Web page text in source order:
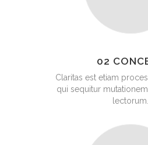
02
Claritas est etiam
qui sequitur
lectorum.